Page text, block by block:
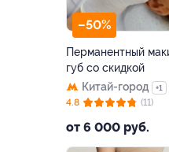
–50%
Перманентный
губ со скидкой
Китай-город
+1
от 6 000 руб.
4.8 (11)